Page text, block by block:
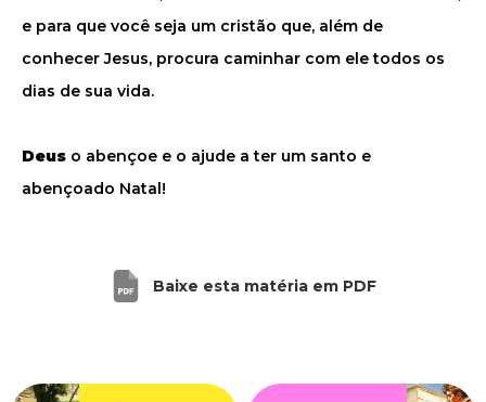
e para que você seja um cristão que, além de
conhecer Jesus, procura caminhar com ele todos os
dias de sua vida.
Deus o abençoe e o ajude a ter um santo e
abençoado Natal!
Baixe esta matéria em PDF